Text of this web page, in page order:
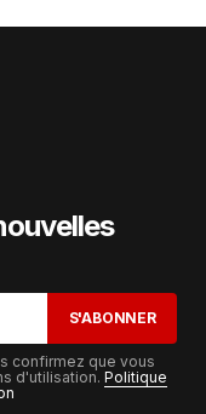
S'ABONNER
confirmez que vous
d'utilisation. Politique